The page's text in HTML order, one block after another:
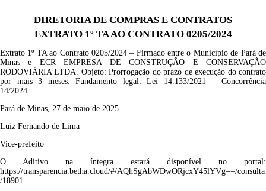
DIRETORIA DE COMPRAS E CONTRATOS
EXTRATO 1º TA AO CONTRATO 0205/2024
Extrato 1º TA ao Contrato 0205/2024 – Firmado entre o Município de Pará de
Minas e ECR EMPRESA DE CONSTRUÇÃO E CONSERVAÇÃO
RODOVIÁRIA LTDA. Objeto:Prorrogação do prazo de execução do contrato
por mais 3 meses. Fundamento legal: Lei 14.133/2021 –
Concorrência
14/2024.
Pará de Minas, 27 de maio de 2025.
Luiz Fernando de Lima
Vice-prefeito
O Aditivo na íntegra estará disponível no portal:
https://transparencia.betha.cloud/#/AQhSgAbWDwORjcxY45lYVg==/consulta
/18901